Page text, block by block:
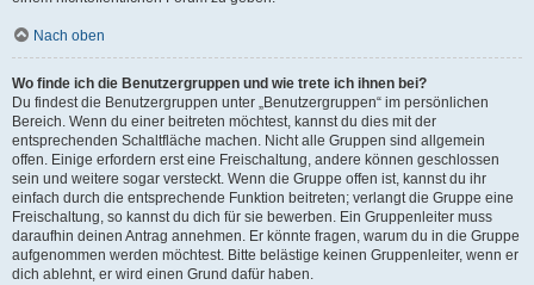
Nach oben
Wo finde ich die Benutzergruppen und wie trete ich ihnen bei?
Du findest die Benutzergruppen unter „Benutzergruppen“ im persönlichen
Bereich. Wenn du einer beitreten möchtest, kannst du dies mit der
entsprechenden Schaltfläche machen. Nicht alle Gruppen sind allgemein
offen. Einige erfordern erst eine Freischaltung, andere können geschlossen
sein und weitere sogar versteckt. Wenn die Gruppe offen ist, kannst du ihr
einfach durch die entsprechende Funktion beitreten; verlangt die Gruppe eine
Freischaltung, so kannst du dich für sie bewerben. Ein Gruppenleiter muss
daraufhin deinen Antrag annehmen. Er könnte fragen, warum du in die Gruppe
aufgenommen werden möchtest. Bitte belästige keinen Gruppenleiter, wenn er
dich ablehnt, er wird einen Grund dafür haben.